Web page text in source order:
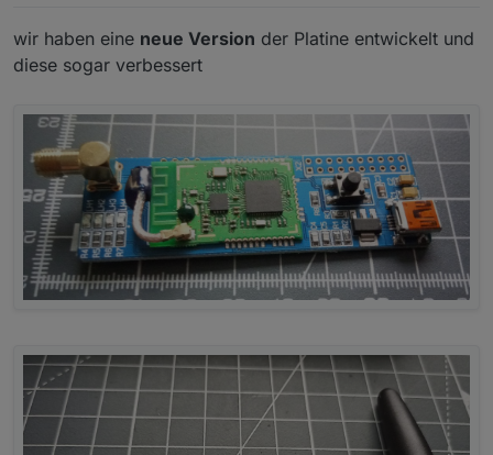
wir haben eine neue Version der Platine entwickelt und
diese sogar verbessert